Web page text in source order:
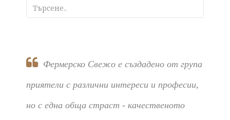
Фермерско Свежо е създадено от група
приятели с различни интереси и професии,
но с една обща страст - качественото